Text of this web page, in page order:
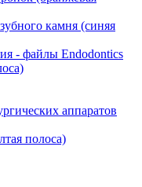
камня (синяя
- файлы Endodontics
аппаратов
полоса)